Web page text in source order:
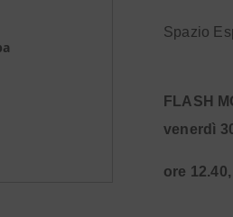
Spazio
FLASH
venerdì
ore